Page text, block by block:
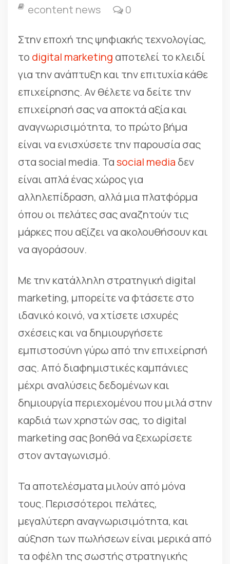
econtent news
0
Στην εποχή της ψηφιακής τεχνολογίας,
το digital marketing αποτελεί το κλειδί
για την ανάπτυξη και την επιτυχία κάθε
επιχείρησης. Αν θέλετε να δείτε την
επιχείρησή σας να αποκτά αξία και
αναγνωρισιμότητα, το πρώτο βήμα
είναι να ενισχύσετε την παρουσία σας
στα social media. Ταsocial media δεν
είναι απλά ένας χώρος για
αλληλεπίδραση, αλλά μια πλατφόρμα
όπου οι πελάτες σας αναζητούν τις
μάρκες που αξίζει να ακολουθήσουν και
να αγοράσουν.
Με την κατάλληλη στρατηγική digital
marketing, μπορείτε να φτάσετε στο
ιδανικό κοινό, να χτίσετε ισχυρές
σχέσεις και να δημιουργήσετε
εμπιστοσύνη γύρω από την επιχείρησή
σας. Από διαφημιστικές καμπάνιες
μέχρι αναλύσεις δεδομένων και
δημιουργία περιεχομένου που μιλά στην
καρδιά των χρηστών σας, το digital
marketing σας βοηθά να ξεχωρίσετε
στον ανταγωνισμό.
Τα αποτελέσματα μιλούν από μόνα
τους. Περισσότεροι πελάτες,
μεγαλύτερη αναγνωρισιμότητα, και
αύξηση των πωλήσεων είναι μερικά από
τα οφέλη της σωστής στρατηγικής